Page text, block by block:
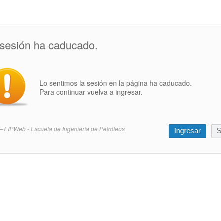
ha caducado.
Lo sentimos la sesión en la página ha caducado.
Para continuar vuelva a ingresar.
EIPWeb - Escuela de Ingeniería de Petróleos Ingresar